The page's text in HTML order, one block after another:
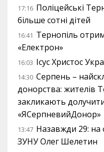
17:16 Поліцейські
більше сотні дітей
16:41 Тернопіль
«Електрон»
16:03 Ісус Христос
14:30 Серпень –
донорства: жителів
закликають
«ЯСерпневийДонор»
13:47 Назавжди 29: на
ЗУНУ Олег Шелетин